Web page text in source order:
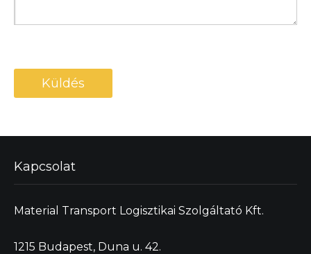
Kapcsolat
Material Transport Logisztikai Szolgáltató Kft.
1215 Budapest, Duna u. 42.